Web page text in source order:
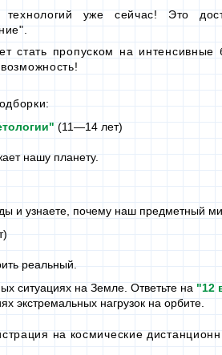
уже сейчас! Это
стать пропуском на интенсивные
(11—14 лет)
нашу планету.
и узнаете, почему наш предметный
реальный.
ситуациях на Земле. Ответьте на "12
экстремальных нагрузок на орбите.
на космические